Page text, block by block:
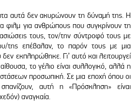
αυτά δεν ακυρώνουν τη δύναμή της. Η
φιλμ για ανθρώπους που συγκρίνουν τη
τους, τον/την σύντροφό τους με
της επέβαλαν, το παρόν τους με μια
εκπληρώθηκε. Γι’ αυτό και λειτουργεί
το γέλιο είναι συλλογικό, αλλά η
προσωπική. Σε μια εποχή όπου οι
αυτή η «Πρόσκληση» είναι
αναγκαία.